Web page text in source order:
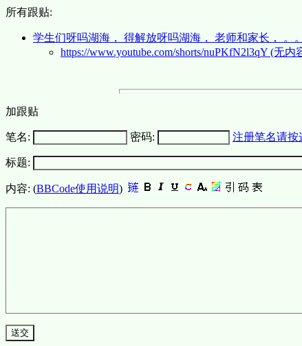
所有跟贴:
学生们呀吗湖海， 得解放呀吗湖海， 老师和家长， 。
https://www.youtube.com/shorts/nuPKfN2l3qY (无内
加跟贴
笔名: 密码: 注册笔名请按
标题:
内容: (BBCode使用说明)